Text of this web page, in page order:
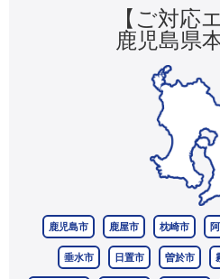
【ご対応
鹿児島県
鹿児島市 鹿屋市 枕崎市
垂水市 日置市 曽於市